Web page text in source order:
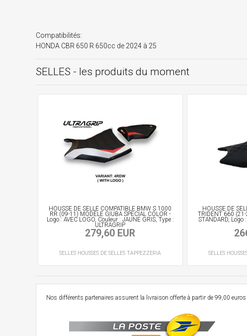
Compatibilités:
HONDA CBR 650 R 650cc de 2024 à 25
SELLES - les produits du moment
HOUSSE DE SELLE COMPATIBLE BMW S 1000
RR (09-11) MODÈLE GIUBA SPECIAL COLOR -
Logo : AVEC LOGO, Couleur : JAUNE GRIS, Type :
ULTRAGRIP
279,60 EUR
SELLES HOUSSES DE SELLES TAPPEZZERIA
HOUSSE DE
TRIDENT 660 (21-
STANDARD, Logo
SELLES
Nos différents partenaires assurent la livraison offerte à partir de 99,00